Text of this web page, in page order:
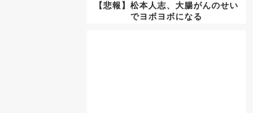
【悲報】松本人志、大腸がんのせい
でヨボヨボになる